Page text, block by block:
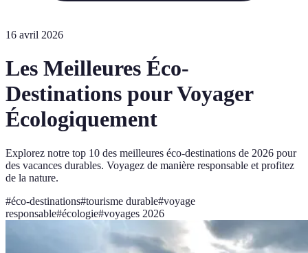
16 avril 2026
Les Meilleures Éco-
Destinations pour Voyager
Écologiquement
Explorez notre top 10 des meilleures éco-destinations de 2026 pour
des vacances durables. Voyagez de manière responsable et profitez
de la nature.
#éco-destinations#tourisme durable#voyage
responsable#écologie#voyages 2026